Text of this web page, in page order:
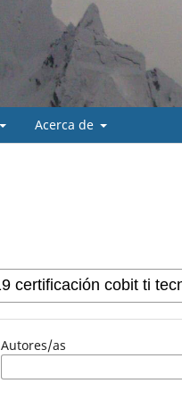
Acerca de
Autores/as